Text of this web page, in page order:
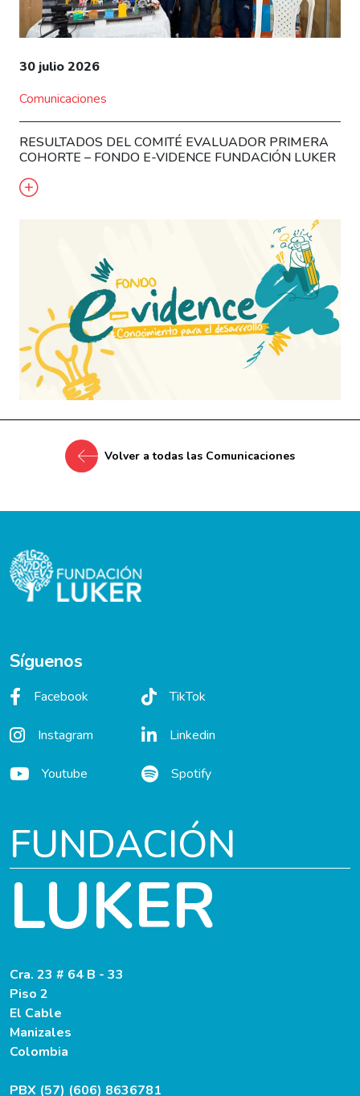
30 julio 2026
Comunicaciones
RESULTADOS DEL COMITÉ EVALUADOR PRIMERA
COHORTE – FONDO E-VIDENCE FUNDACIÓN LUKER
Volver a todas las Comunicaciones
Síguenos
Facebook
Instagram
Youtube
TikTok
Linkedin
Spotify
FUNDACIÓN
LUKER
Cra. 23 # 64 B - 33
Piso 2
El Cable
Manizales
Colombia
PBX (57) (606) 8636781